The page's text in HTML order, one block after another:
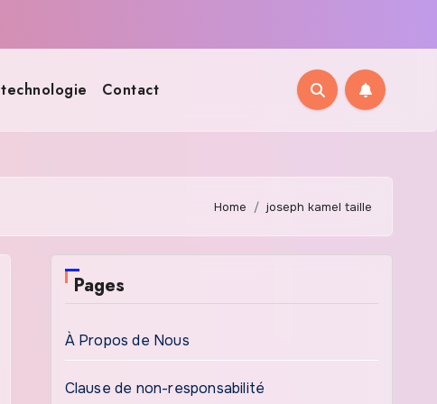
technologie Contact
Home joseph kamel taille
Pages
À Propos de Nous
Clause de non-responsabilité